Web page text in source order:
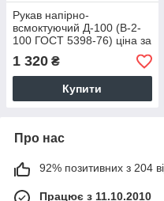
Рукав напірно-
всмоктуючий Д-100 (В-2-
100 ГОСТ 5398-76) ціна за
1 м.п.
1 320 ₴
Купити
Про нас
92% позитивних з 204
Працює з 11.10.2010